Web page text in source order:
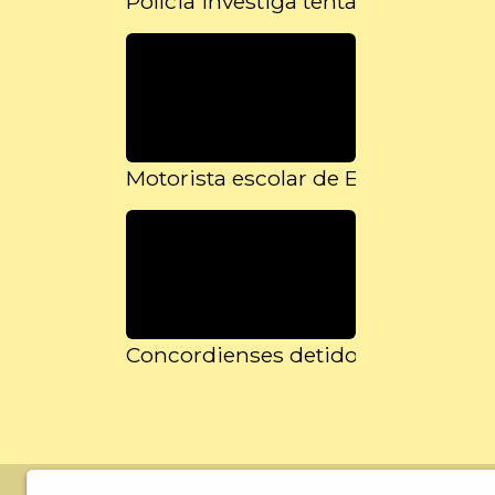
Motorista escolar de Erebango é
Concordienses detidos com 130